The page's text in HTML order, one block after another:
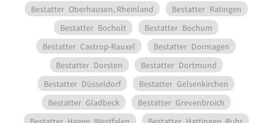
Bestatter Oberhausen, Rheinland Bestatter Ratingen
Bestatter Bocholt Bestatter Bochum
Bestatter Castrop-Rauxel Bestatter Dormagen
Bestatter Dorsten Bestatter Dortmund
Bestatter Düsseldorf Bestatter Gelsenkirchen
Bestatter Gladbeck Bestatter Grevenbroich